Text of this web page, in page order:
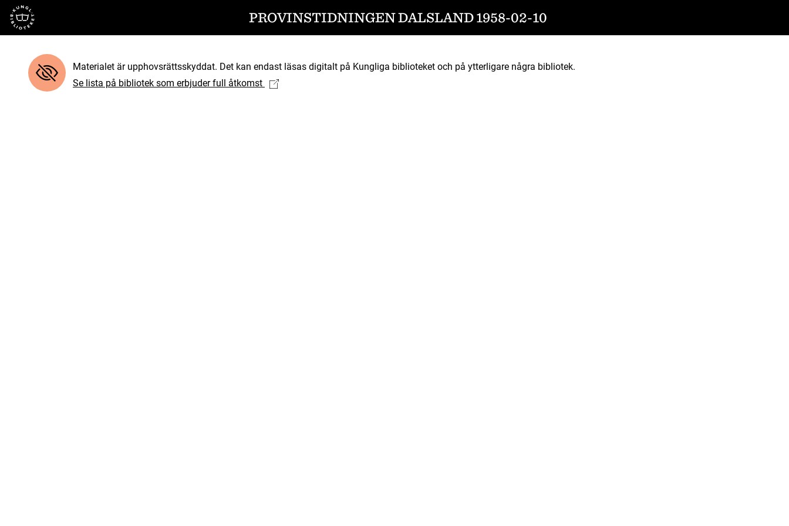
Till startsidan PROVINSTIDNINGEN DALSLAND 1958-02-10
Materialet är upphovsrättsskyddat. Det kan endast läsas digitalt på Kungliga biblioteket och på ytterligare några bibliotek.
Se lista på bibliotek som erbjuder full åtkomst